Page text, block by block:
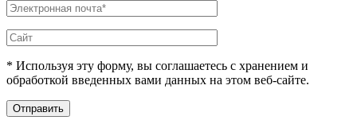
* Используя эту форму, вы соглашаетесь с хранением и
обработкой введенных вами данных на этом веб-сайте.